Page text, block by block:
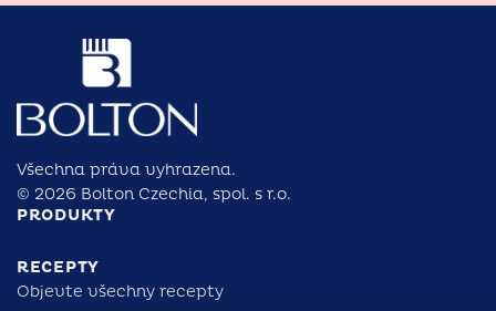
Všechna práva vyhrazena.
© 2026 Bolton Czechia, spol. s r.o.
PRODUKTY
RECEPTY
Objevte všechny recepty